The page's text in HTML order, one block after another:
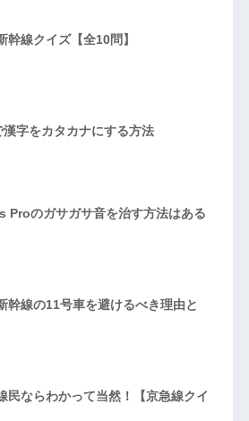
幹線クイズ【全10問】
字をカタカナにする方法
Proのガサガサ音を治す方法はある
幹線の11号車を避けるべき理由と
民ならわかって当然！【京急線クイ